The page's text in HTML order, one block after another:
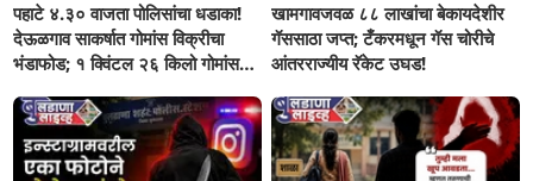
पहाटे ४.३० वाजता पोलिसांचा धडाका!
देऊळगाव साकर्षात गोमांस विक्रीचा
भंडाफोड; १ क्विंटल २६ किलो गोमांस
खामगावजवळ ८८ लाखांचा बेकायदेशीर
गॅससाठा जप्त; टँकरमधून गॅस चोरीचे
आंतरराज्यीय रॅकेट उघड!